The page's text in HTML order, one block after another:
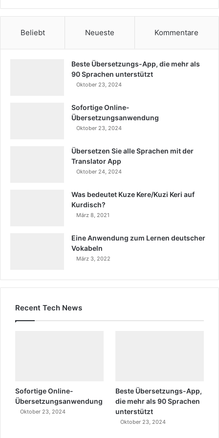
Beliebt Neueste Kommentare
Beste Übersetzungs-App, die mehr als
90 Sprachen unterstützt
Oktober 23, 2024
Sofortige Online-
Übersetzungsanwendung
Oktober 23, 2024
Übersetzen Sie alle Sprachen mit der
Translator App
Oktober 24, 2024
Was bedeutet Kuze Kere/Kuzi Keri auf
Kurdisch?
März 8, 2021
Eine Anwendung zum Lernen deutscher
Vokabeln
März 3, 2022
Recent Tech News
Sofortige Online-
Übersetzungsanwendung
Oktober 23, 2024
Beste Übersetzungs-App,
die mehr als 90 Sprachen
unterstützt
Oktober 23, 2024